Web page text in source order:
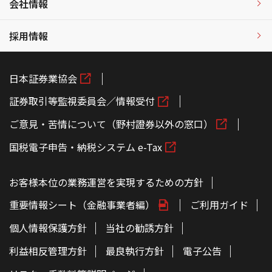
会社情報
採用情報
日本証券業協会
証券取引等監視委員会／情報受付
ご意見・苦情について（野村證券以外の窓口）
国税電子申告・納税システム e-Tax
お客様本位の業務運営を実現するための方針
重要情報シート（金融事業者編）
ご利用ガイド
個人情報保護方針
当社の勧誘方針
利益相反管理方針
最良執行方針
電子公告